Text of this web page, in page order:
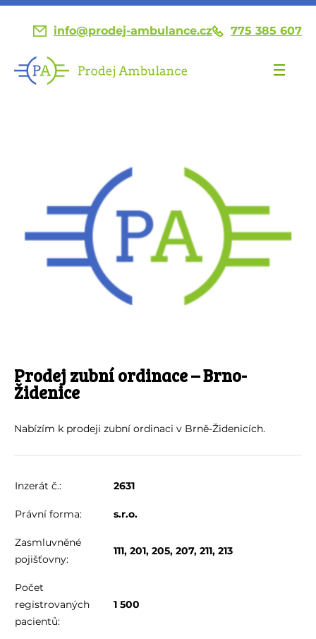
info@prodej-ambulance.cz 775 385 607
Prodej zubní ordinace – Brno-
Židenice
Nabízím k prodeji zubní ordinaci v Brně-Židenicích.
Inzerát č.: 2631
Právní forma: s.r.o.
Zasmluvněné
pojišťovny:
111, 201, 205, 207, 211, 213
Počet
registrovaných
pacientů:
1 500